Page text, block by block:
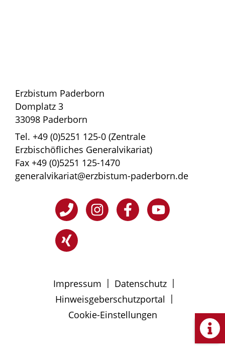
Erzbistum Paderborn
Domplatz 3
33098 Paderborn
Tel. +49 (0)5251 125-0 (Zentrale
Erzbischöfliches Generalvikariat)
Fax +49 (0)5251 125-1470
generalvikariat@erzbistum-paderborn.de
Impressum | Datenschutz |
Hinweisgeberschutzportal |
Cookie-Einstellungen